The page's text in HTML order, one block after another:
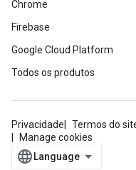
Chrome
Firebase
Google Cloud Platform
Todos os produtos
Privacidade Termos do
Manage cookies